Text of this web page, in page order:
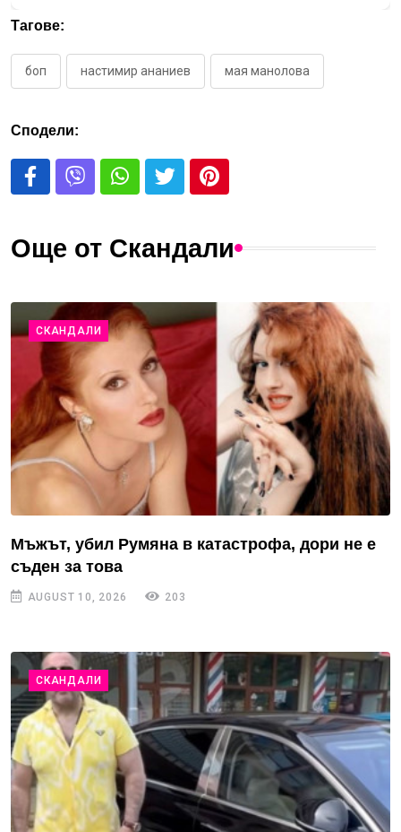
Тагове:
боп настимир ананиев мая манолова
Сподели:
Още от Скандали
СКАНДАЛИ
Мъжът, убил Румяна в катастрофа, дори не е
съден за това
AUGUST 10, 2026 203
СКАНДАЛИ